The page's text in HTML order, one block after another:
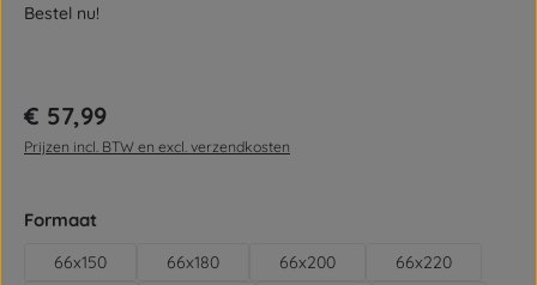
Bestel nu!
Normale prijs:
€ 57,99
Prijzen incl. BTW en excl. verzendkosten
Selecteer
Formaat
66x150 66x180 66x200
66x220